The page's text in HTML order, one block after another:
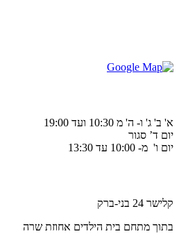
א' ב' ג' ו- ה' מ 10:30 ועד 19:00
יום ד’ סגור
יום ו' מ- 10:00 עד 13:30
קלישר 24 בני-ברק
בתוך מתחם בית הילדים אחוזת שרה